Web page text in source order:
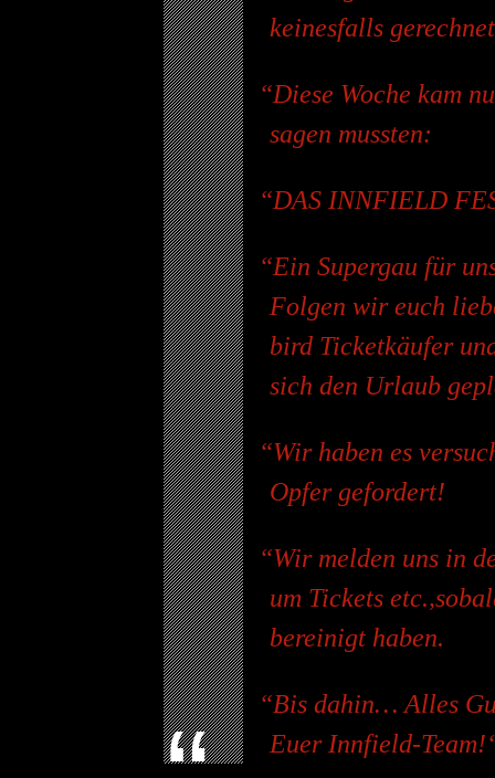
keinesfalls
Diese Woche kam
sagen mussten:
DAS INNFIELD
Ein Supergau für
Folgen wir euch
bird Ticketkäufer
sich den Urlaub
Wir haben es
Opfer gefordert!
Wir melden uns in
um Tickets
bereinigt haben.
Bis dahin… Alles
Euer Innfield-